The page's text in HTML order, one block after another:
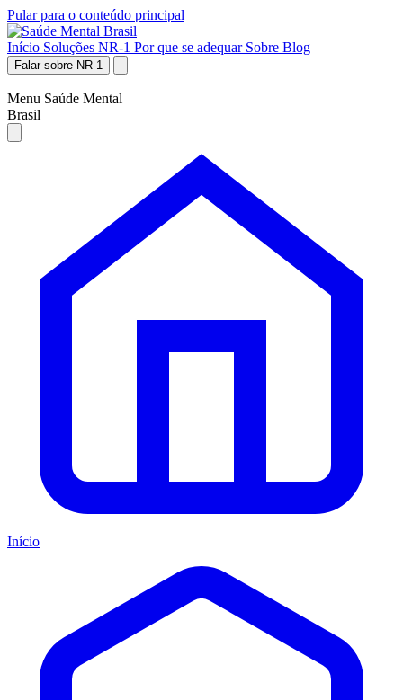
Pular para o conteúdo principal
Início Soluções NR-1 Por que se adequar Sobre Blog
Falar sobre NR-1
Menu Saúde Mental
Brasil
Início